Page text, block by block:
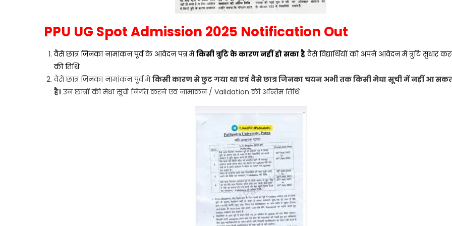
PPU UG Spot Admission 2025 Notification Out
वैसे छात्र जिनका नामांकन पूर्व के आवेदन पत्र मेंकिसी त्रुटि के कारण नहीं हो सका हैवैसे विद्यार्थियों को अपने आवेदन में त्रुटि सुधार
की तिथि
वैसे छात्र जिनका नामांकन पूर्व मेंकिसी कारण से छुट गया था एवं वैसे छात्र जिनका चयन अभी तक किसी मेधा सूची में नहीं आ
है।उन छात्रों की मेधा सूची निर्गत करने एवं नामांकन / Validation की अन्तिम तिथि